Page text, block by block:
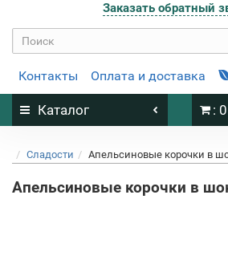
Заказать обратный
Контакты Оплата и доставка
Каталог : 0
Сладости Апельсиновые корочки в
Апельсиновые корочки в